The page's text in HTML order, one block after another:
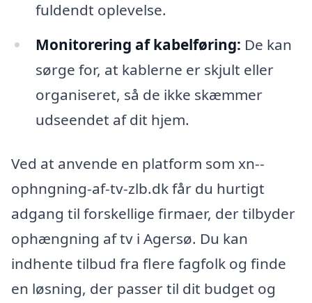
fuldendt oplevelse.
Monitorering af kabelføring: De kan
sørge for, at kablerne er skjult eller
organiseret, så de ikke skæmmer
udseendet af dit hjem.
Ved at anvende en platform som xn--
ophngning-af-tv-zlb.dk får du hurtigt
adgang til forskellige firmaer, der tilbyder
ophængning af tv i Agersø. Du kan
indhente tilbud fra flere fagfolk og finde
en løsning, der passer til dit budget og